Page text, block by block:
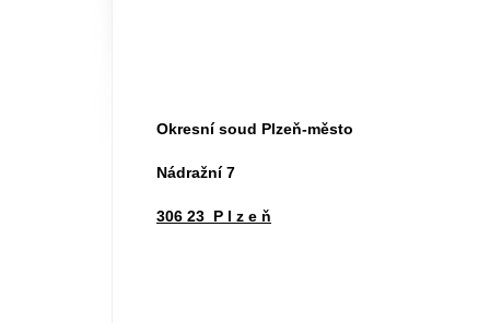
Okresní soud Plzeň-město
Nádražní 7
306 23 P l z e ň